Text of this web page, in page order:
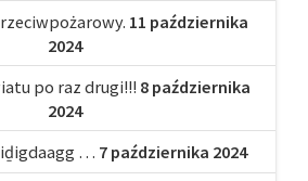
11 października
2024
po raz drugi!!! 8 października
2024
… 7 października 2024